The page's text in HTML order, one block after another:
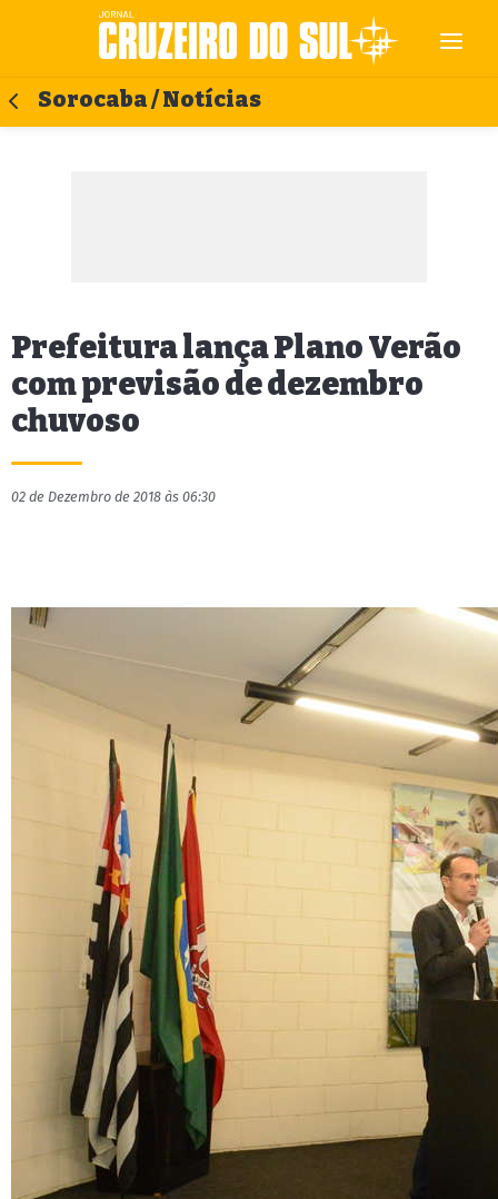
Sorocaba / Notícias
Prefeitura lança Plano Verão
com previsão de dezembro
chuvoso
02 de Dezembro de 2018 às 06:30